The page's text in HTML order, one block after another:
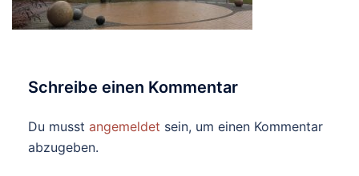
Schreibe einen Kommentar
Du musst angemeldet sein, um einen Kommentar
abzugeben.